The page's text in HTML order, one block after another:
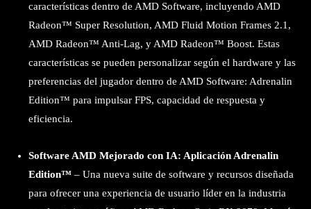
características dentro de AMD Software, incluyendo AMD
Radeon™ Super Resolution, AMD Fluid Motion Frames 2.1,
AMD Radeon™ Anti-Lag, y AMD Radeon™ Boost. Estas
características se pueden personalizar según el hardware y las
preferencias del jugador dentro de AMD Software: Adrenalin
Edition™ para impulsar FPS, capacidad de respuesta y
eficiencia.
Software AMD Mejorado con IA: Aplicación Adrenalin
Edition™ – Una nueva suite de software y recursos diseñada
para ofrecer una experiencia de usuario líder en la industria